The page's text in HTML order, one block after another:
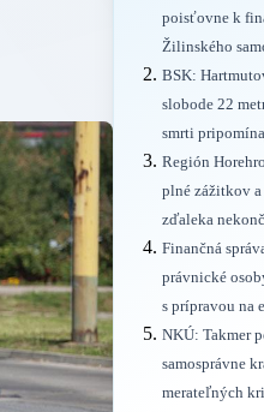
poisťovne k
Žilinského
BSK:
slobode 22
smrti
Región
plné zážitkov
zďaleka
Finančná
právnické
s prípravou na
NKÚ: Takmer
samosprávne
merateľných